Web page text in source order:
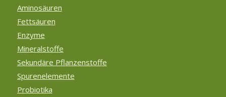
Aminosäuren
Fettsäuren
Enzyme
Mineralstoffe
Sekundäre Pflanzenstoffe
Spurenelemente
Probiotika